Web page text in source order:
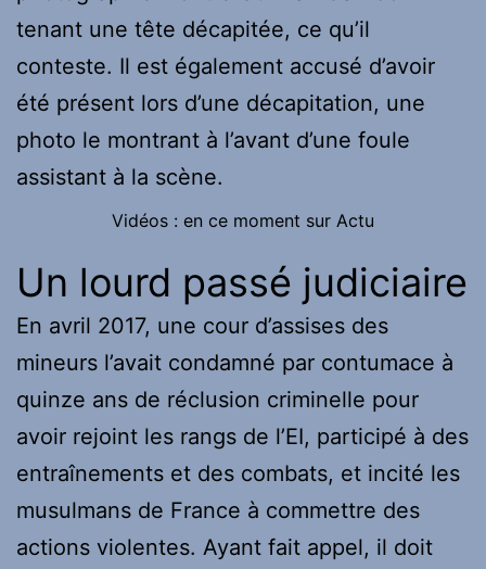
tenant une tête décapitée, ce qu’il
conteste. Il est également accusé d’avoir
été présent lors d’une décapitation, une
photo le montrant à l’avant d’une foule
assistant à la scène.
Vidéos : en ce moment sur Actu
Un lourd passé judiciaire
En avril 2017, une cour d’assises des
mineurs l’avait condamné par contumace à
quinze ans de réclusion criminelle pour
avoir rejoint les rangs de l’EI, participé à des
entraînements et des combats, et incité les
musulmans de France à commettre des
actions violentes. Ayant fait appel, il doit